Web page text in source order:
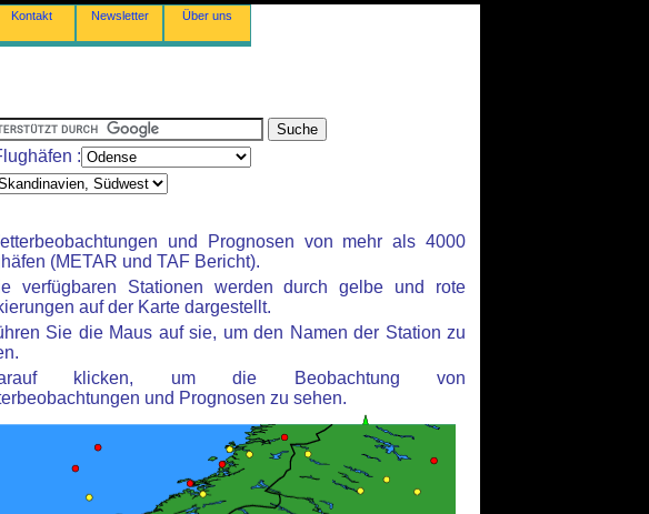
Kontakt Newsletter Über uns
:
und Prognosen von mehr als 4000
(METAR und TAF Bericht).
verfügbaren Stationen werden durch gelbe und rote
auf der Karte dargestellt.
Sie die Maus auf sie, um den Namen der Station zu
klicken, um die Beobachtung von
und Prognosen zu sehen.